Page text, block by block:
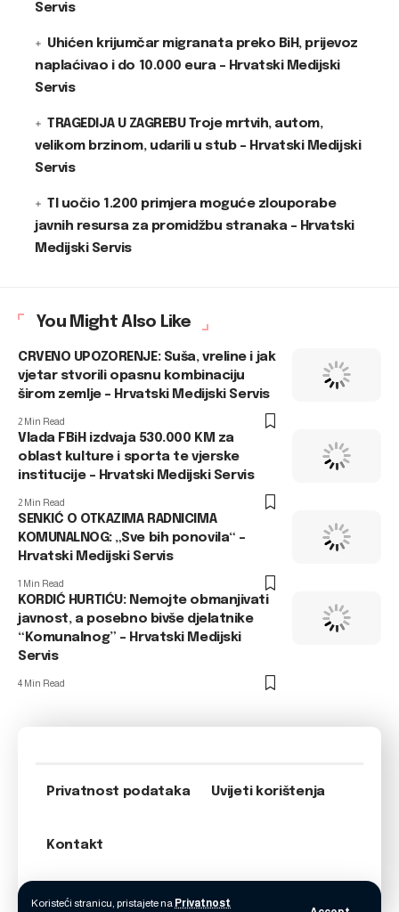
Koristeći stranicu, pristajete na Privatnost
Servis
Uhićen krijumčar migranata preko BiH, prijevoz
naplaćivao i do 10.000 eura – Hrvatski Medijski
Servis
TRAGEDIJA U ZAGREBU Troje mrtvih, autom,
velikom brzinom, udarili u stub – Hrvatski Medijski
Servis
TI uočio 1.200 primjera moguće zlouporabe
javnih resursa za promidžbu stranaka – Hrvatski
Medijski Servis
You Might Also Like
CRVENO UPOZORENJE: Suša, vreline i jak
vjetar stvorili opasnu kombinaciju
širom zemlje – Hrvatski Medijski Servis
2 Min Read
Vlada FBiH izdvaja 530.000 KM za
oblast kulture i sporta te vjerske
institucije – Hrvatski Medijski Servis
2 Min Read
SENKIĆ O OTKAZIMA RADNICIMA
KOMUNALNOG: „Sve bih ponovila“ –
Hrvatski Medijski Servis
1 Min Read
KORDIĆ HURTIĆU: Nemojte obmanjivati
javnost, a posebno bivše djelatnike
“Komunalnog” – Hrvatski Medijski
Servis
4 Min Read
Privatnost podataka Uvijeti korištenja
Kontakt